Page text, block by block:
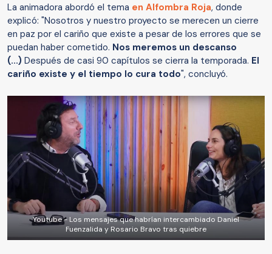
La animadora abordó el tema en Alfombra Roja, donde
explicó: "Nosotros y nuestro proyecto se merecen un cierre
en paz por el cariño que existe a pesar de los errores que se
puedan haber cometido. Nos meremos un descanso
(...) Después de casi 90 capítulos se cierra la temporada. El
cariño existe y el tiempo lo cura todo", concluyó.
Youtube - Los mensajes que habrían intercambiado Daniel
Fuenzalida y Rosario Bravo tras quiebre